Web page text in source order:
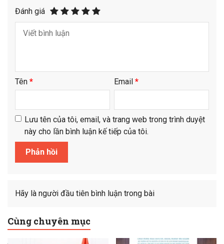
Đánh giá
Tên * Email *
Lưu tên của tôi, email, và trang web trong trình duyệt
này cho lần bình luận kế tiếp của tôi.
Hãy là người đầu tiên bình luận trong bài
Cùng chuyên mục